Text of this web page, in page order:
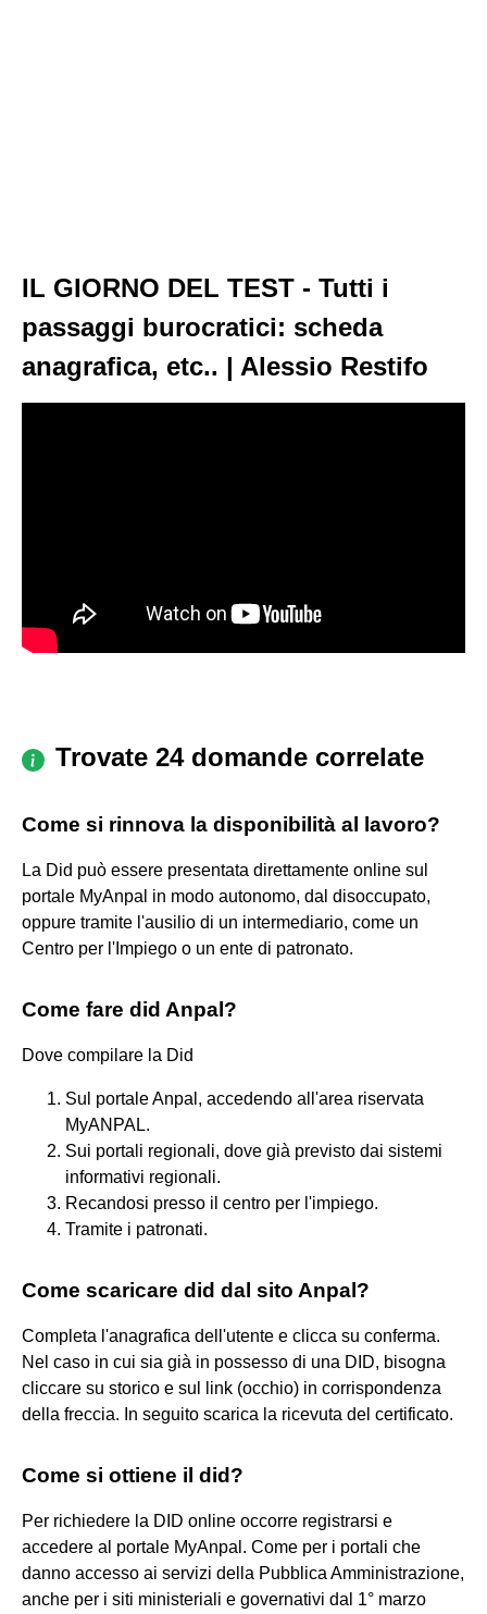
IL GIORNO DEL TEST - Tutti i
passaggi burocratici: scheda
anagrafica, etc.. | Alessio Restifo
Trovate 24 domande correlate
Come si rinnova la disponibilità al lavoro?
La Did può essere presentata direttamente online sul
portale MyAnpal in modo autonomo, dal disoccupato,
oppure tramite l'ausilio di un intermediario, come un
Centro per l'Impiego o un ente di patronato.
Come fare did Anpal?
Dove compilare la Did
Sul portale Anpal, accedendo all'area riservata
MyANPAL.
Sui portali regionali, dove già previsto dai sistemi
informativi regionali.
Recandosi presso il centro per l'impiego.
Tramite i patronati.
Come scaricare did dal sito Anpal?
Completa l'anagrafica dell'utente e clicca su conferma.
Nel caso in cui sia già in possesso di una DID, bisogna
cliccare su storico e sul link (occhio) in corrispondenza
della freccia. In seguito scarica la ricevuta del certificato.
Come si ottiene il did?
Per richiedere la DID online occorre registrarsi e
accedere al portale MyAnpal. Come per i portali che
danno accesso ai servizi della Pubblica Amministrazione,
anche per i siti ministeriali e governativi dal 1° marzo